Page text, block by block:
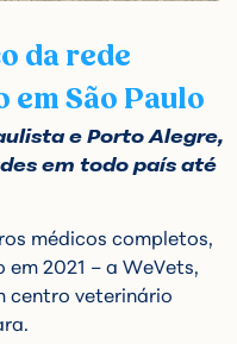
da rede
em São Paulo
e Porto Alegre,
em todo país até
médicos completos,
2021 – a WeVets,
centro veterinário